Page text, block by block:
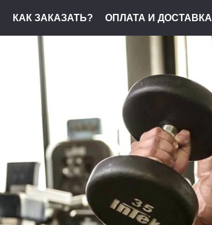
КАК ЗАКАЗАТЬ? ОПЛАТА И ДОСТАВКА